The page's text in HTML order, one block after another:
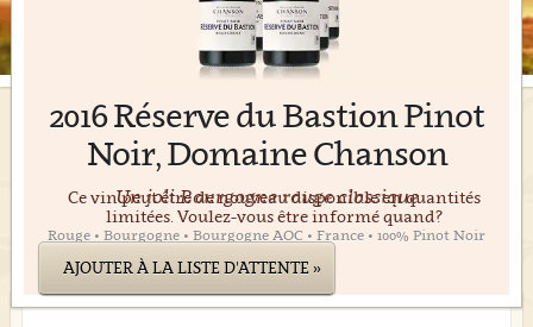
2016 Réserve du Bastion Pinot
Noir, Domaine Chanson
Un joli Bourgogne rouge classique
Rouge • Bourgogne • Bourgogne AOC • France • 100% Pinot Noir
Ce vin peut être de nouveau disponible en quantités
limitées. Voulez-vous être informé quand?
AJOUTER À LA LISTE D'ATTENTE »